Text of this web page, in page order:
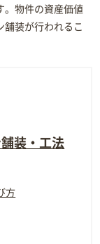
。物件の資産価値
装が行われるこ
装・工法
方